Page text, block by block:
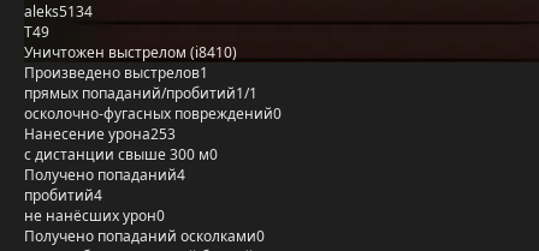
aleks5134
T49
Уничтожен выстрелом (i8410)
Произведено выстрелов1
прямых попаданий/пробитий1/1
осколочно-фугасных повреждений0
Нанесение урона253
с дистанции свыше 300 м0
Получено попаданий4
пробитий4
не нанёсших урон0
Получено попаданий осколками0